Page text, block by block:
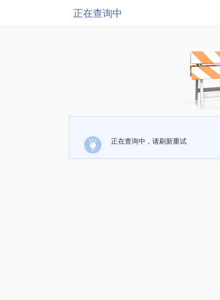
正在查询中
正在查询中，请刷新重试